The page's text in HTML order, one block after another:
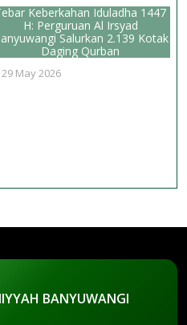
Keberkahan Iduladha 1447
H: Perguruan Al Irsyad
Salurkan 2.139 Kotak
Daging Qurban
29 May 2026
BANYUWANGI